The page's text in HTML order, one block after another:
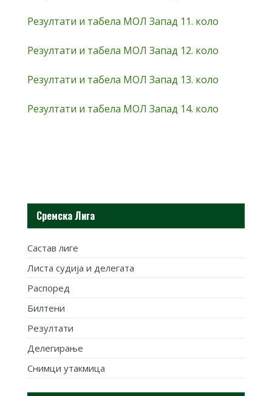
Резултати и табела МОЛ Запад 11. коло
Резултати и табела МОЛ Запад 12. коло
Резултати и табела МОЛ Запад 13. коло
Резултати и табела МОЛ Запад 14. коло
Сремска Лига
Састав лиге
Листа судија и делегата
Распоред
Билтени
Резултати
Делегирање
Снимци утакмица